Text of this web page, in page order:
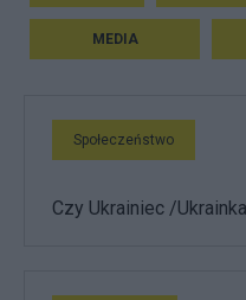
MEDIA
Społeczeństwo
Czy Ukrainiec /